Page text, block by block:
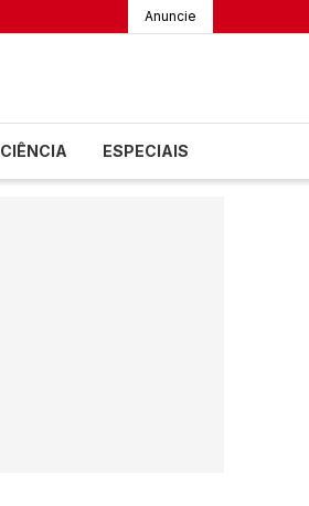
Anuncie
CIÊNCIA ESPECIAIS